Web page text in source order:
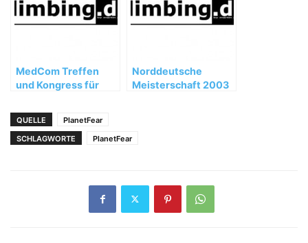
MedCom Treffen
und Kongress für
Teheran
Norddeutsche
Meisterschaft 2003
QUELLE
PlanetFear
SCHLAGWORTE
PlanetFear